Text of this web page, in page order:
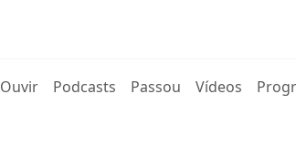
Ouvir(current)
Podcasts Passou Vídeos